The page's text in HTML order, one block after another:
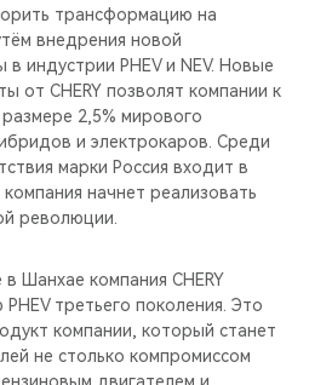
трансформацию на
внедрения новой
в индустрии PHEV и NEV. Новые
от CHERY позволят компании к
2,5% мирового
и электрокаров. Среди
марки Россия входит в
начнет реализовать
революции.
Шанхае компания CHERY
третьего поколения. Это
компании, который станет
не столько компромиссом
двигателем и